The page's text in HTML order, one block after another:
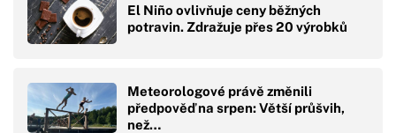
El Niño ovlivňuje ceny běžných
potravin. Zdražuje přes 20 výrobků
Meteorologové právě změnili
předpověď na srpen: Větší průšvih,
než…